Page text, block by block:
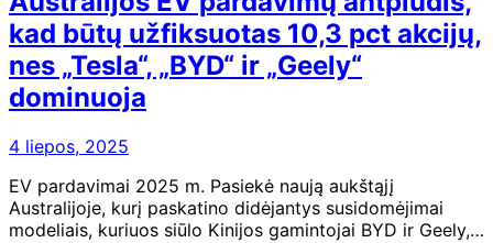
kad būtų užfiksuotas 10,3 pct akcijų,
nes „Tesla“, „BYD“ ir „Geely“
dominuoja
4 liepos, 2025
EV pardavimai 2025 m. Pasiekė naują aukštąjį
Australijoje, kurį paskatino didėjantys susidomėjimai
modeliais, kuriuos siūlo Kinijos gamintojai BYD ir Geely,…